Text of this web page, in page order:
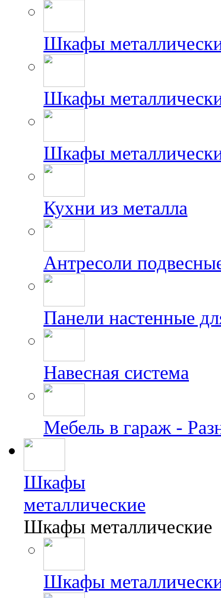
Шкафы
Шкафы
Шкафы
Кухни из металла
Антресоли
Панели настенные
Навесная система
Мебель в гараж -
Шкафы
металлические
Шкафы металлические
Шкафы